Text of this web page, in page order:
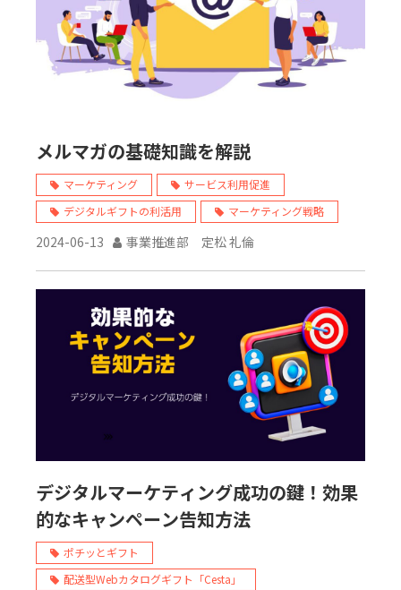
メルマガの基礎知識を解説
マーケティング
サービス利用促進
デジタルギフトの利活用
マーケティング戦略
2024-06-13 事業推進部 定松 礼倫
デジタルマーケティング成功の鍵！効果
的なキャンペーン告知方法
ポチッとギフト
配送型Webカタログギフト「Cesta」